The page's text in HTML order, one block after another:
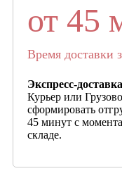
от 45
Время доставки
Экспресс-доставка
Курьер или
сформировать
45 минут с
складе.